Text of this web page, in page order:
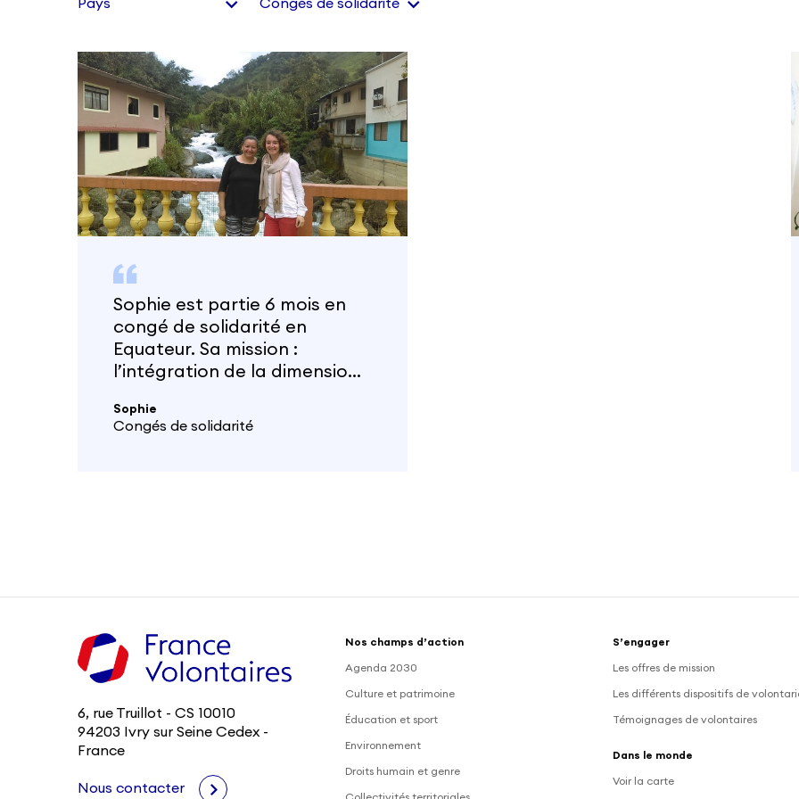
Sophie est partie 6 mois en
congé de solidarité en
Equateur. Sa mission :
l’intégration de la dimension
fondation Heifer.
Sophie
Congés de solidarité
6, rue Truillot - CS 10010
94203 Ivry sur Seine Cedex -
France
Nous contacter
Nos champs d’action
Agenda 2030
Culture et patrimoine
Éducation et sport
Environnement
Droits humain et genre
S’engager
Les offres de mission
Les différents dispositifs de
Témoignages de volontaires
Dans le monde
Voir la carte